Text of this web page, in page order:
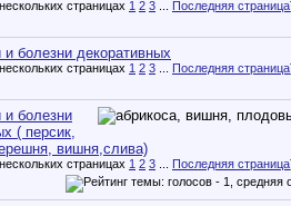
1 2 3 Последняя страница
и болезни декоративных
1 2 3 Последняя страница
и болезни
( персик,
вишня,слива)
1 2 3 Последняя страница